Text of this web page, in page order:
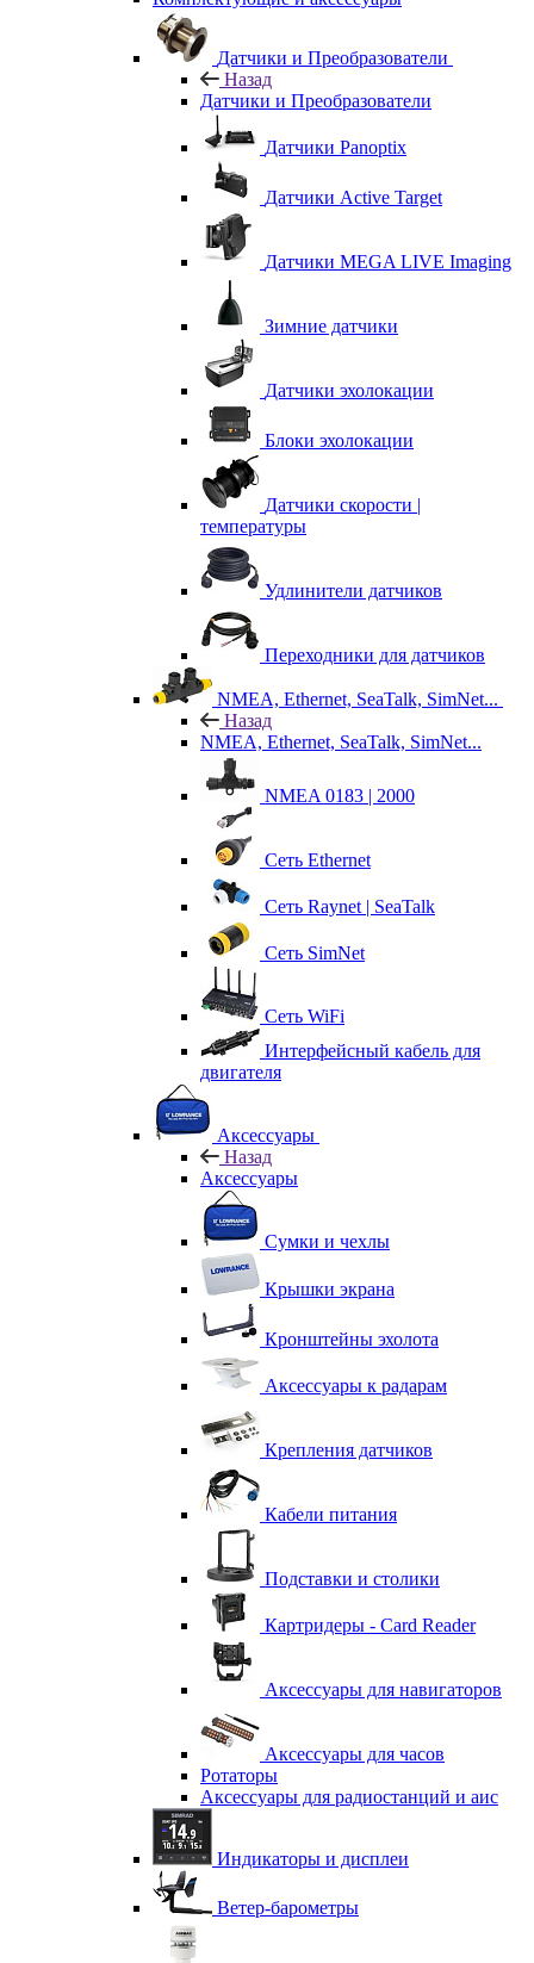
Датчики и Преобразователи
Назад
Датчики и Преобразователи
Датчики Panoptix
Датчики Active Target
Датчики MEGA LIVE Imaging
Зимние датчики
Датчики эхолокации
Блоки эхолокации
Датчики скорости |
температуры
Удлинители датчиков
Переходники для датчиков
NMEA, Ethernet, SeaTalk, SimNet...
Назад
NMEA, Ethernet, SeaTalk, SimNet...
NMEA 0183 | 2000
Сеть Ethernet
Сеть Raynet | SeaTalk
Сеть SimNet
Сеть WiFi
Интерфейсный кабель для
двигателя
Аксессуары
Назад
Аксессуары
Сумки и чехлы
Крышки экрана
Кронштейны эхолота
Аксессуары к радарам
Крепления датчиков
Кабели питания
Подставки и столики
Картридеры - Card Reader
Аксессуары для навигаторов
Аксессуары для часов
Ротаторы
Аксессуары для радиостанций и аис
Индикаторы и дисплеи
Ветер-барометры